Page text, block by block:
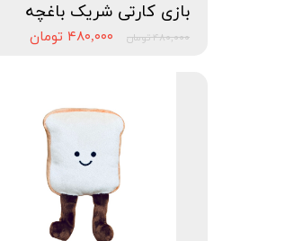
بازی کارتی شریک باغچه
۴۸۰,۰۰۰ تومان ۴۸۰,۰۰۰ تومان